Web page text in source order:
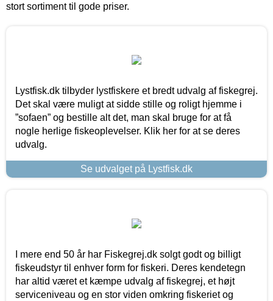
stort sortiment til gode priser.
Lystfisk.dk tilbyder lystfiskere et bredt udvalg af fiskegrej.
Det skal være muligt at sidde stille og roligt hjemme i
”sofaen” og bestille alt det, man skal bruge for at få
nogle herlige fiskeoplevelser. Klik her for at se deres
udvalg.
Se udvalget på Lystfisk.dk
I mere end 50 år har Fiskegrej.dk solgt godt og billigt
fiskeudstyr til enhver form for fiskeri. Deres kendetegn
har altid været et kæmpe udvalg af fiskegrej, et højt
serviceniveau og en stor viden omkring fiskeriet og